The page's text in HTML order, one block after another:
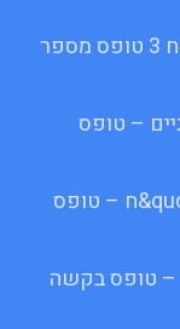
: בקשה לפטור מחובת התקנת מז;quot&ח 3 טופס מספר
– טופס
) 1998 ( לפי חוק חופש המידע התשנ;quot&ח – טופס
– טופס בקשה